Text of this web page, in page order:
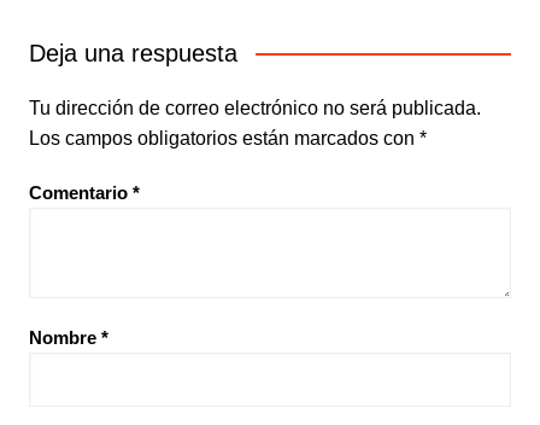
Deja una respuesta
Tu dirección de correo electrónico no será publicada.
Los campos obligatorios están marcados con *
Comentario *
Nombre *